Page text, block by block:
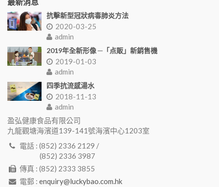
抗擊新型冠狀病毒肺炎方法
2020-03-25
admin
2019年全新形像 ─「点販」新銷售機
2019-01-03
admin
四季抗流感湯水
2018-11-13
admin
盈弘健康食品有限公司
九龍觀塘海濱道139-141號海濱中心1203室
電話 : (852) 2336 2129 /
(852) 2336 3987
傳真 : (852) 2333 3855
電郵 : enquiry@luckybao.com.hk